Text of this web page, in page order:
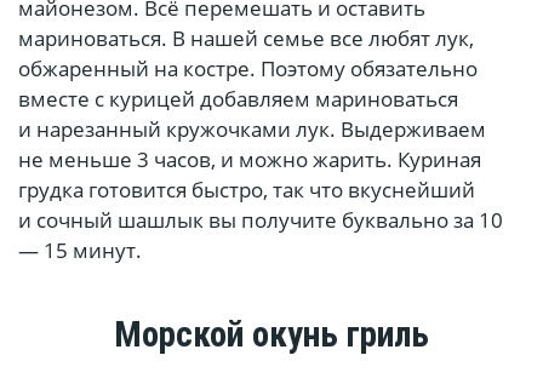
майонезом. Всё перемешать и оставить
мариноваться. В нашей семье все любят лук,
обжаренный на костре. Поэтому обязательно
вместе с курицей добавляем мариноваться
и нарезанный кружочками лук. Выдерживаем
не меньше 3 часов, и можно жарить. Куриная
грудка готовится быстро, так что вкуснейший
и сочный шашлык вы получите буквально за 10
— 15 минут.
Морской окунь гриль